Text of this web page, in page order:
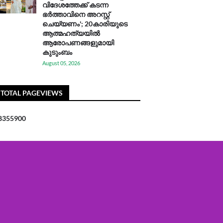
വിദേശത്തേക്ക് കടന്ന
ഭർത്താവിനെ അറസ്റ്റ്
ചെയ്യണം'; 20കാരിയുടെ
ആത്മഹത്യയിൽ
ആരോപണങ്ങളുമായി
കുടുംബം
August 05, 2026
TOTAL PAGEVIEWS
355900